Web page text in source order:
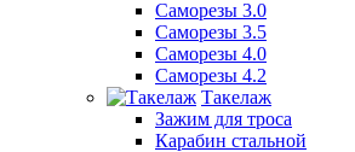
Саморезы 3.0
Саморезы 3.5
Саморезы 4.0
Саморезы 4.2
Такелаж
Зажим для троса
Карабин стальной